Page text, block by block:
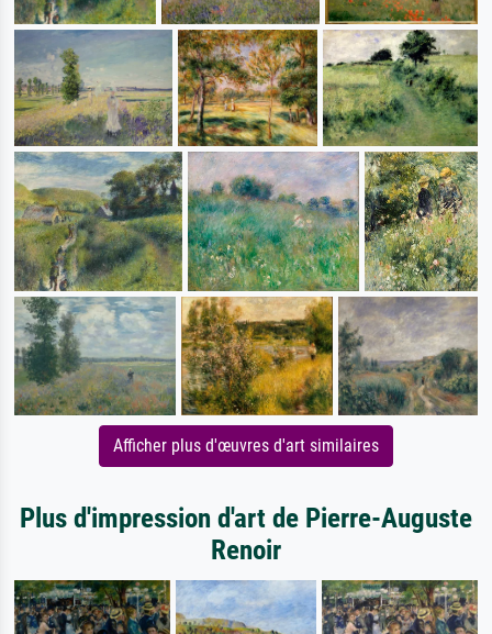
Afficher plus d'œuvres d'art similaires
Plus d'impression d'art de Pierre-Auguste
Renoir